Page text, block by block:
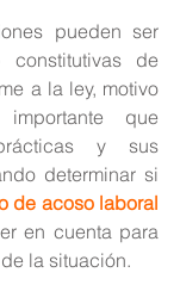
pueden ser
a la ley, motivo
que
y sus
determinar si
de acoso laboral
en cuenta para
la situación.